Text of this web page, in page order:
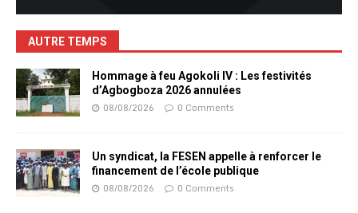
AUTRE TEMPS
Hommage à feu Agokoli IV : Les festivités
d’Agbogboza 2026 annulées
08/08/2026 0 Comments
Un syndicat, la FESEN appelle à renforcer le
financement de l’école publique
08/08/2026 0 Comments